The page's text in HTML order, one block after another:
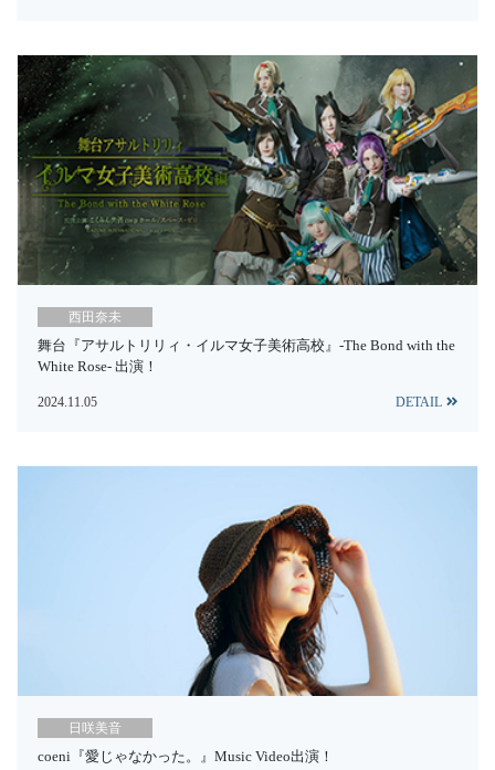
西田奈未
舞台『アサルトリリィ・イルマ女子美術高校』-The Bond with the
White Rose- 出演！
2024.11.05 DETAIL
日咲美音
coeni『愛じゃなかった。』Music Video出演！